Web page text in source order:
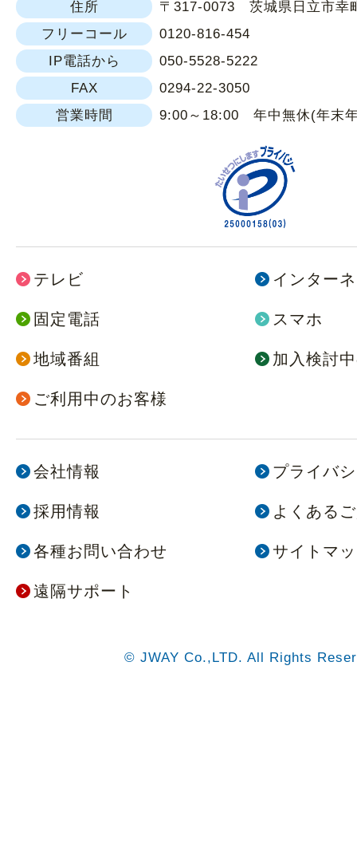
住所
〒317-0073 茨城県日立市幸
フリーコール
0120-816-454
IP電話から
050-5528-5222
FAX
0294-22-3050
営業時間
9:00～18:00 年中無休(年末
テレビ インター
固定電話 スマホ
地域番組 加入検討
ご利用中のお客様
会社情報 プライバ
採用情報 よくある
各種お問い合わせ サイトマ
遠隔サポート
© JWAY Co.,LTD. All Rights